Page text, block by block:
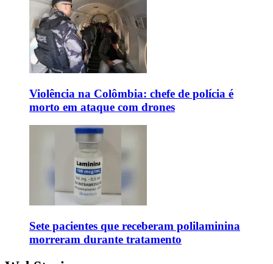
Violência na Colômbia: chefe de polícia é
morto em ataque com drones
Sete pacientes que receberam polilaminina
morreram durante tratamento